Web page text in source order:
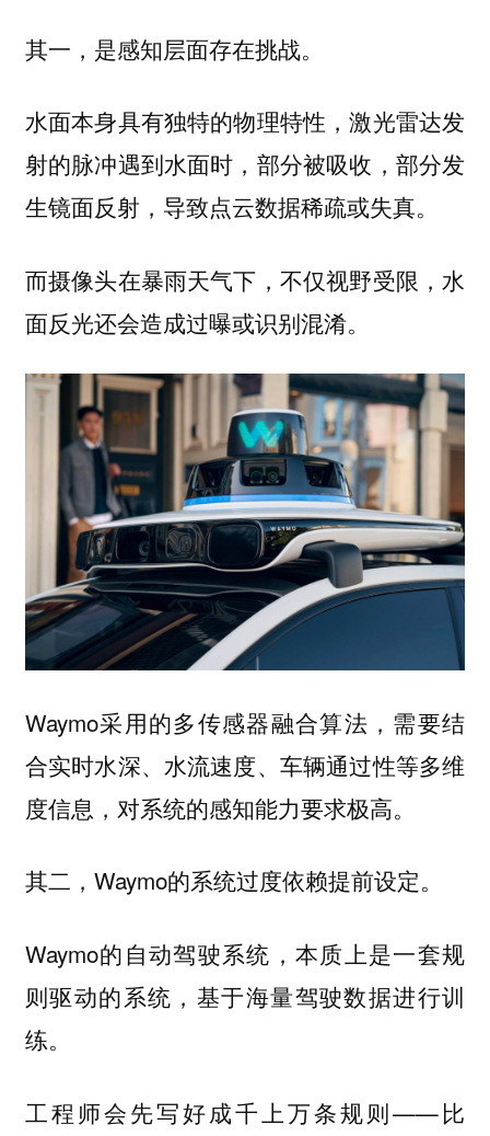
其一，是感知层面存在挑战。
水面本身具有独特的物理特性，激光雷达发
射的脉冲遇到水面时，部分被吸收，部分发
生镜面反射，导致点云数据稀疏或失真。
而摄像头在暴雨天气下，不仅视野受限，水
面反光还会造成过曝或识别混淆。
Waymo采用的多传感器融合算法，需要结
合实时水深、水流速度、车辆通过性等多维
度信息，对系统的感知能力要求极高。
其二，Waymo的系统过度依赖提前设定。
Waymo的自动驾驶系统，本质上是一套规
则驱动的系统，基于海量驾驶数据进行训
练。
工程师会先写好成千上万条规则——比